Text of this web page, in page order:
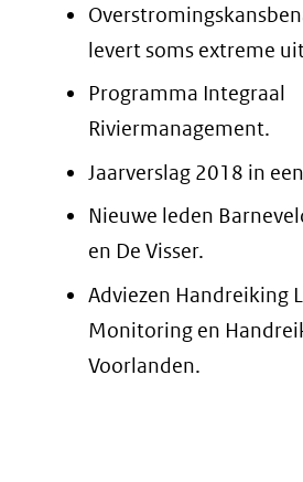
levert soms extreme
Programma Integraal
Riviermanagement.
Jaarverslag 2018 in
Nieuwe leden
en De Visser.
Adviezen Handreiking
Monitoring en
Voorlanden.